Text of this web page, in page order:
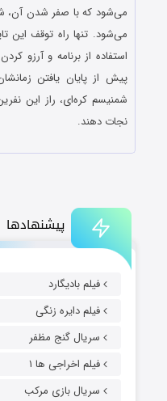
پیشنهادها
فیلم بادیگارد
فیلم دایره زنگی
سریال گنج مظفر
فیلم اخراجی ها ۱
سریال بازی مرکب
می‌شود که با صفر شدن آن،
می‌شود. تنها راه توقف این
استفاده از برنامه و آرزو
پیش از پایان یافتن
شمنیسم کره‌ای، راز این
نجات دهند.